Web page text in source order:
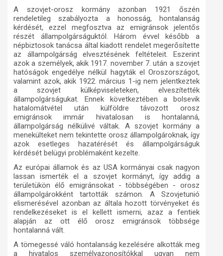
A szovjet-orosz kormány azonban 1921 őszén
rendeletileg szabályozta a honosság, hontalanság
kérdését, ezzel megfosztva az emigránsok jelentős
részét állampolgárságuktól. Három évvel később a
népbiztosok tanácsa által kiadott rendelet megerősítette
az állampolgárság elvesztésének feltételeit. Eszerint
azok a személyek, akik 1917. november 7. után a szovjet
hatóságok engedélye nélkül hagyták el Oroszországot,
valamint azok, akik 1922. március 1-ig nem jelentkeztek
a szovjet külképviseleteken, elveszítették
állampolgárságukat. Ennek következtében a bolsevik
hatalomátvétel után külföldre távozott orosz
emigránsok immár hivatalosan is hontalanná,
állampolgárság nélkülivé váltak. A szovjet kormány a
menekülteket nem tekintette orosz állampolgároknak, így
azok esetleges hazatérését és állampolgárságuk
kérdését belügyi problémaként kezelte.
Az európai államok és az USA kormányai csak nagyon
lassan ismerték el a szovjet kormányt, így addig a
területükön élő emigránsokat - többségében - orosz
állampolgárokként tartották számon. A Szovjetunió
elismerésével azonban az általa hozott törvényeket és
rendelkezéseket is el kellett ismerni, azaz a fentiek
alapján az ott élő orosz emigránsok többsége
hontalanná vált.
A tömegessé váló hontalanság kezelésére alkották meg
a hivatalos személyazonosítókkal ugyan nem